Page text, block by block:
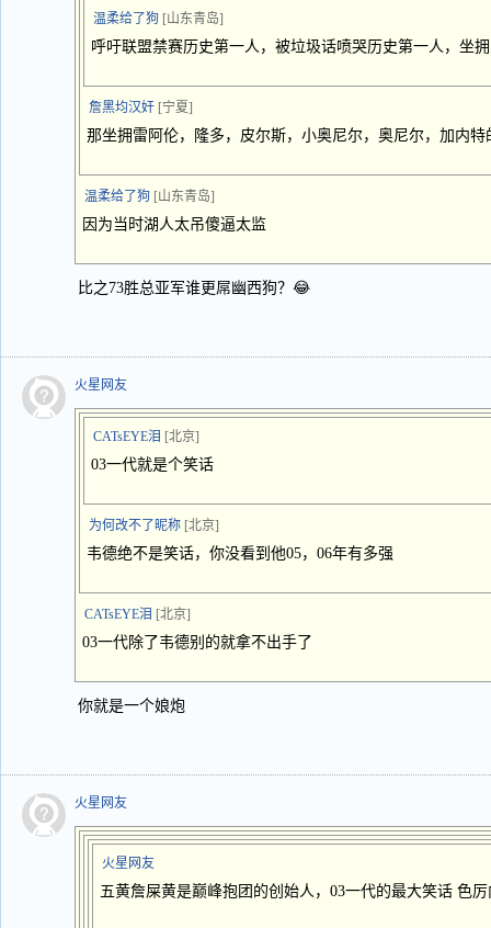
温柔给了狗 [山东青岛]
呼吁联盟禁赛历史第一人，被垃圾话喷哭历史第一人，坐
詹黑均汉奸 [宁夏]
那坐拥雷阿伦，隆多，皮尔斯，小奥尼尔，奥尼尔，加内
温柔给了狗 [山东青岛]
因为当时湖人太吊傻逼太监
比之73胜总亚军谁更屌幽西狗？😂
火星网友
CATsEYE泪 [北京]
03一代就是个笑话
为何改不了昵称 [北京]
韦德绝不是笑话，你没看到他05，06年有多强
CATsEYE泪 [北京]
03一代除了韦德别的就拿不出手了
你就是一个娘炮
火星网友
火星网友
五黄詹屎黄是巅峰抱团的创始人，03一代的最大笑话 色